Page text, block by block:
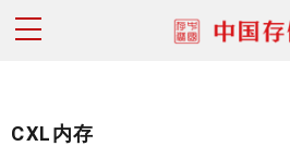
CXL内存